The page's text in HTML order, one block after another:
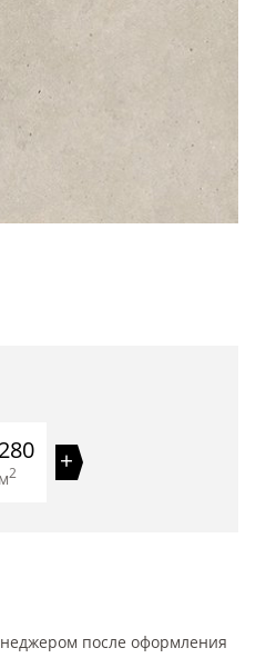
м2 +
после оформления